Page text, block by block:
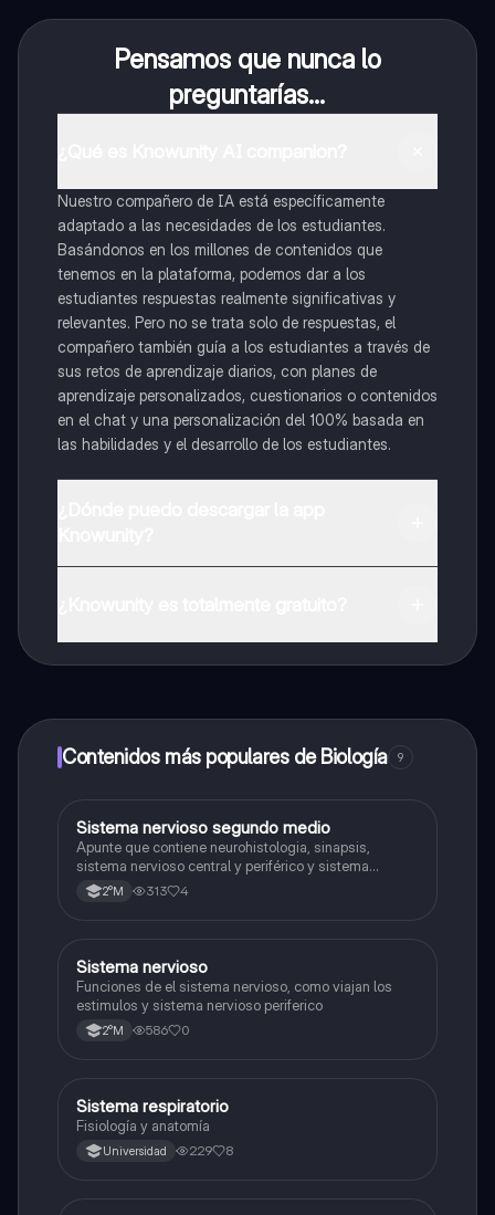
Pensamos que nunca lo
preguntarías...
Nuestro compañero de IA está específicamente
adaptado a las necesidades de los estudiantes.
Basándonos en los millones de contenidos que
tenemos en la plataforma, podemos dar a los
estudiantes respuestas realmente significativas y
relevantes. Pero no se trata solo de respuestas, el
compañero también guía a los estudiantes a través de
sus retos de aprendizaje diarios, con planes de
aprendizaje personalizados, cuestionarios o contenidos
en el chat y una personalización del 100% basada en
las habilidades y el desarrollo de los estudiantes.
a determinadas funciones.
Contenidos más populares de Biología 9
Biología
Sistema nervioso segundo medio
Apunte que contiene neurohistologia, sinapsis,
sistema nervioso central y periférico y sistema
endocrino
2°M 313 4
SBiología
Sistema nervioso
Funciones de el sistema nervioso, como viajan los
estimulos y sistema nervioso periferico
2°M 586 0
Biología
Sistema respiratorio
Fisiología y anatomía
Universidad 229 8